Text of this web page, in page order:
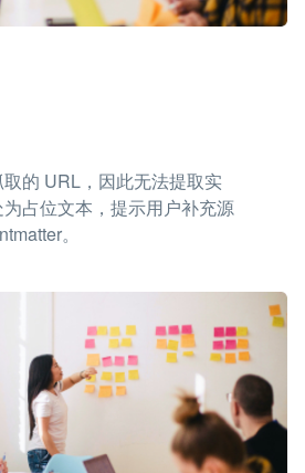
的 URL，因此无法提取实
占位文本，提示用户补充源
。